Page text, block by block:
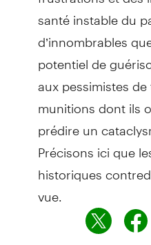
santé instable du
d’innombrables
potentiel de
aux pessimistes
munitions dont ils
prédire un
Précisons ici que
historiques
vue.